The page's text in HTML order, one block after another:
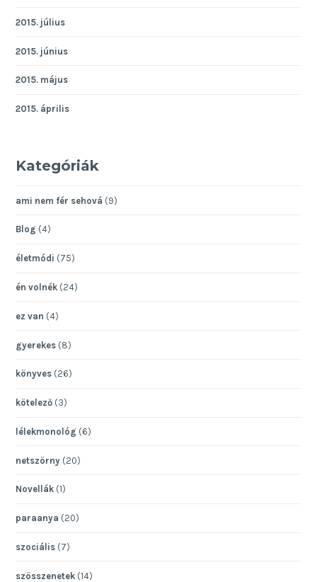
2015. július
2015. június
2015. május
2015. április
Kategóriák
ami nem fér sehová (9)
Blog (4)
életmódi (75)
én volnék (24)
ez van (4)
gyerekes (8)
könyves (26)
kötelező (3)
lélekmonológ (6)
netszörny (20)
Novellák (1)
paraanya (20)
szociális (7)
szösszenetek (14)